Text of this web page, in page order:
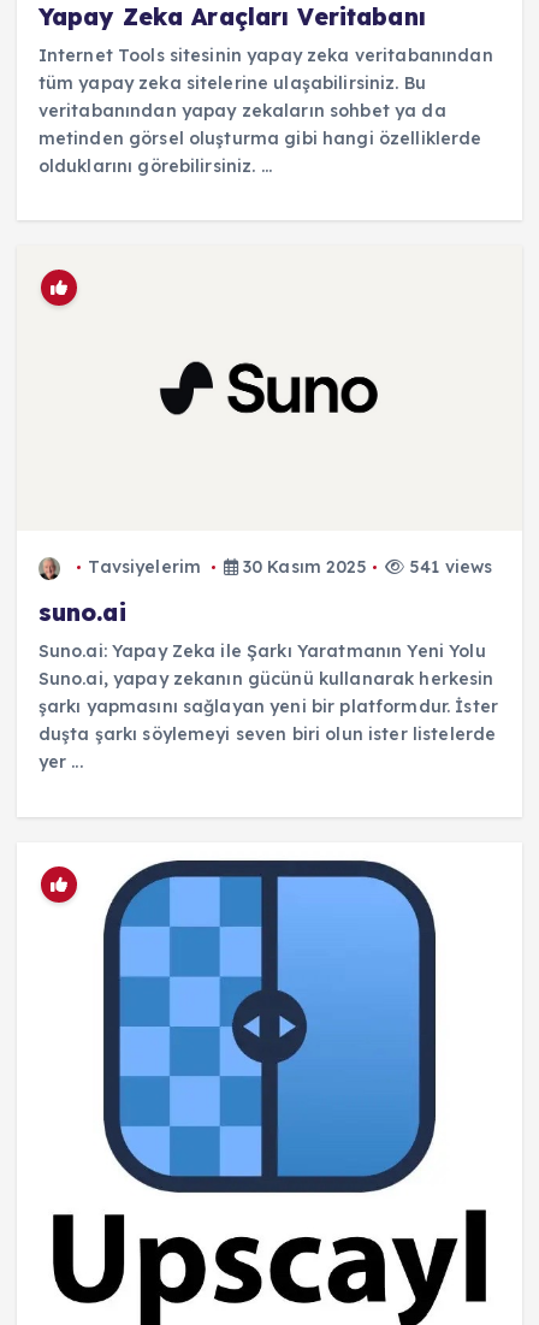
Yapay Zeka Araçları Veritabanı
Internet Tools sitesinin yapay zeka veritabanından
tüm yapay zeka sitelerine ulaşabilirsiniz. Bu
veritabanından yapay zekaların sohbet ya da
metinden görsel oluşturma gibi hangi özelliklerde
olduklarını görebilirsiniz. ...
Tavsiyelerim 30 Kasım 2025 541 views
suno.ai
Suno.ai: Yapay Zeka ile Şarkı Yaratmanın Yeni Yolu
Suno.ai, yapay zekanın gücünü kullanarak herkesin
şarkı yapmasını sağlayan yeni bir platformdur. İster
duşta şarkı söylemeyi seven biri olun ister listelerde
yer ...